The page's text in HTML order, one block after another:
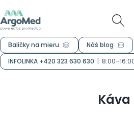
Balíčky na mieru
Náš blog
INFOLINKA +420 323 630 630 |
Káva